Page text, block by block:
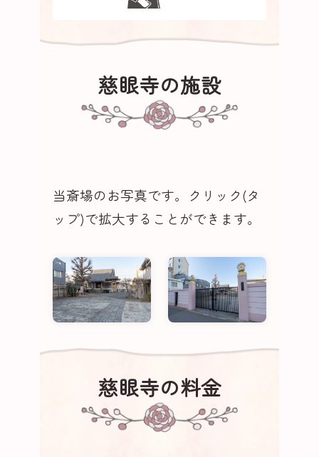
慈眼寺の施設
当斎場のお写真です。クリック(タ
ップ)で拡大することができます。
慈眼寺の料金